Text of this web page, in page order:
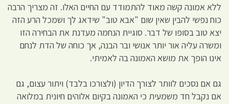
ללא אמונה קשה מאוד להתמודד עם החיים האלו. זה מצריך הרבה
כוח נפשי להבין שאין שום "אבא טוב" שידאג לך ושמכל הרע הזה
יצא טוב בסופו של דבר. סוגיית הנחמה מעדנת את הבחירה הזו
ומשרה עליה אור יותר אנושי ובר הבנה, אך כוחה של הדת לנחם
אינו הופך את מושא האמונה בה לאמיתי.
גם אם נסכים לוותר לצורך הדיון (ולצורכו בלבד) ויתור עצום, גם
אם נקבל חד משמעית כי האמונה בקיום אלוהים חיונית במלואה